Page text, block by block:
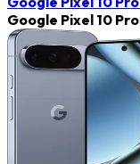
Google Pixel 10 Pro